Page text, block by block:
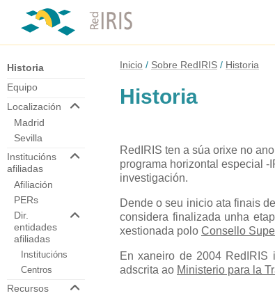
Historia
Equipo
Localización
Madrid
Sevilla
Institucións
afiliadas
Afiliación
PERs
Dir.
entidades
afiliadas
Institucións
Centros
Recursos
Inicio Sobre RedIRIS Historia
Historia
RedIRIS ten a súa orixe no
programa horizontal especial -
investigación.
Dende o seu inicio ata finais
considera finalizada unha
xestionada polo Consello
En xaneiro de 2004 RedIRIS
adscrita ao Ministerio para la